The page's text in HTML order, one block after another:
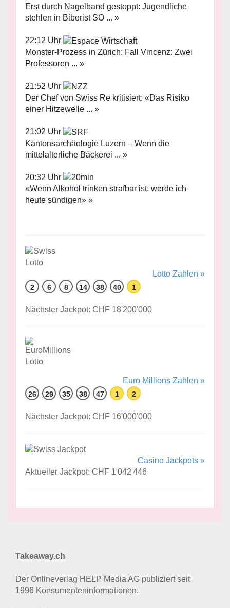
Erst durch Nagelband gestoppt: Jugendliche
stehlen in Biberist SO ... »
22:12 Uhr
Monster-Prozess in Zürich: Fall Vincenz: Zwei
Professoren ... »
21:52 Uhr
Der Chef von Swiss Re kritisiert: «Das Risiko
einer Hitzewelle ... »
21:02 Uhr
Kantonsarchäologie Luzern – Wenn die
mittelalterliche Bäckerei ... »
20:32 Uhr
«Wenn Alkohol trinken strafbar ist, werde ich
heute sündigen» »
Lotto Zahlen »
2 6 8 14 38 40 1
Nächster Jackpot: CHF 18'200'000
Euro Millions Zahlen »
26 29 35 38 47 1 2
Nächster Jackpot: CHF 16'000'000
Casino Jackpots »
Aktueller Jackpot: CHF 1'042'446
Takeaway.ch
Der Onlineverlag HELP Media AG publiziert seit
1996 Konsumenten­informationen.